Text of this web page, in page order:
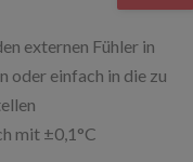
externen Fühler in
oder einfach in die zu
mit ±0,1°C